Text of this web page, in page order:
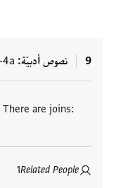
9 نصوص أدبيّة
are joins:
Related People
1